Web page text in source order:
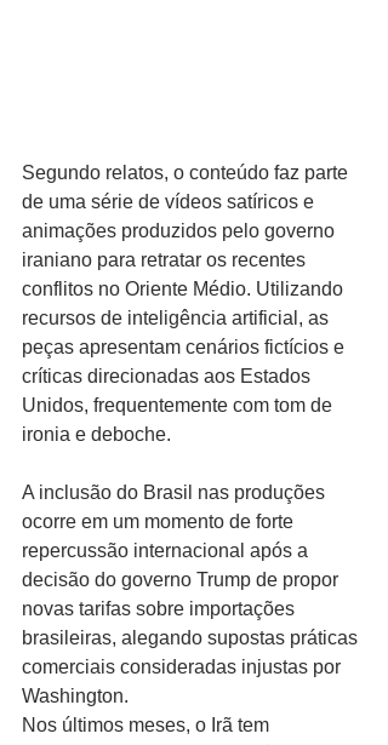
Segundo relatos, o conteúdo faz parte
de uma série de vídeos satíricos e
animações produzidos pelo governo
iraniano para retratar os recentes
conflitos no Oriente Médio. Utilizando
recursos de inteligência artificial, as
peças apresentam cenários fictícios e
críticas direcionadas aos Estados
Unidos, frequentemente com tom de
ironia e deboche.
A inclusão do Brasil nas produções
ocorre em um momento de forte
repercussão internacional após a
decisão do governo Trump de propor
novas tarifas sobre importações
brasileiras, alegando supostas práticas
comerciais consideradas injustas por
Washington.
Nos últimos meses, o Irã tem